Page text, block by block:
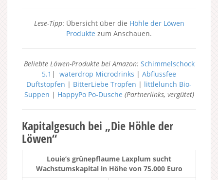
Lese-Tipp: Übersicht über die Höhle der Löwen
Produkte zum Anschauen.
Beliebte Löwen-Produkte bei Amazon: Schimmelschock
5.1 | waterdrop Microdrinks | Abflussfee
Duftstopfen | BitterLiebe Tropfen | littlelunch Bio-
Suppen | HappyPo Po-Dusche (Partnerlinks, vergütet)
Kapitalgesuch bei „Die Höhle der
Löwen“
Louie’s grünepflaume Laxplum sucht
Wachstumskapital in Höhe von 75.000 Euro